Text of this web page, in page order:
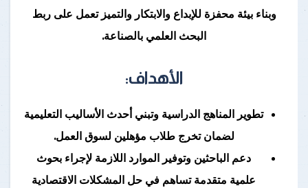
وبناء بيئة محفزة للإبداع والابتكار والتميز تعمل على ربط
البحث العلمي بالصناعة.
الأهداف:
تطوير المناهج الدراسية وتبني أحدث الأساليب التعليمية
لضمان تخرج طلاب مؤهلين لسوق العمل.
دعم الباحثين وتوفير الموارد اللازمة لإجراء بحوث
علمية متقدمة تساهم في حل المشكلات الاقتصادية